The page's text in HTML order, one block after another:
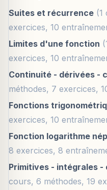
Suites et récurrence (1
exercices, 10
Limites d'une fonction
exercices, 10
Continuité - dérivées -
méthodes, 7 exercices,
Fonctions
exercices, 10
Fonction logarithme
8 exercices, 8
Primitives - intégrales
cours, 6 méthodes, 19